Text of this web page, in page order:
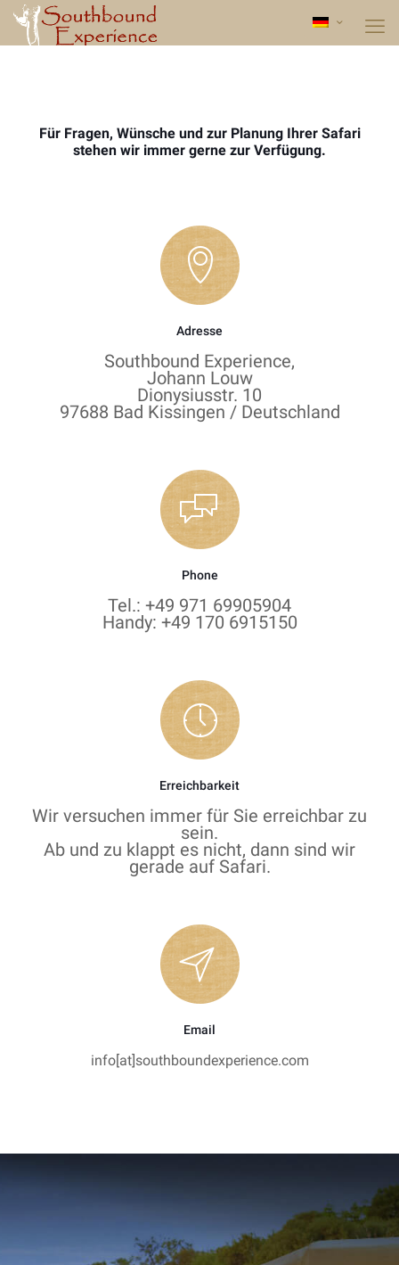
Für Fragen, Wünsche und zur Planung Ihrer Safari
stehen wir immer gerne zur Verfügung.
Adresse
Southbound Experience,
Johann Louw
Dionysiusstr. 10
97688 Bad Kissingen / Deutschland
Phone
Tel.: +49 971 69905904
Handy: +49 170 6915150
Erreichbarkeit
Wir versuchen immer für Sie erreichbar zu
sein.
Ab und zu klappt es nicht, dann sind wir
gerade auf Safari.
Email
info[at]southboundexperience.com